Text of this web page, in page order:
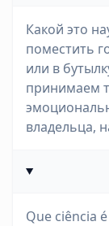
Какой это
поместить
или в
принимаем
владельца,
Que ciência